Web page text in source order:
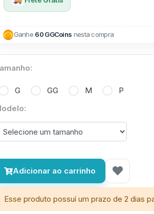
Ganhe 60 GGCoins nesta compra
G GG M
P
Adicionar ao carrinho
Esse produto possuí um prazo de 2 dias